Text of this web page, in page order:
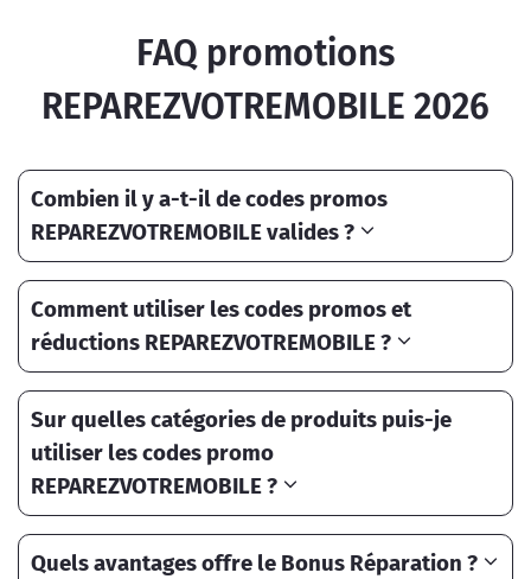
FAQ promotions
REPAREZVOTREMOBILE 2026
Combien il y a-t-il de codes promos
REPAREZVOTREMOBILE valides ?
Comment utiliser les codes promos et
réductions REPAREZVOTREMOBILE ?
Sur quelles catégories de produits puis-je
utiliser les codes promo
REPAREZVOTREMOBILE ?
Quels avantages offre le Bonus Réparation ?